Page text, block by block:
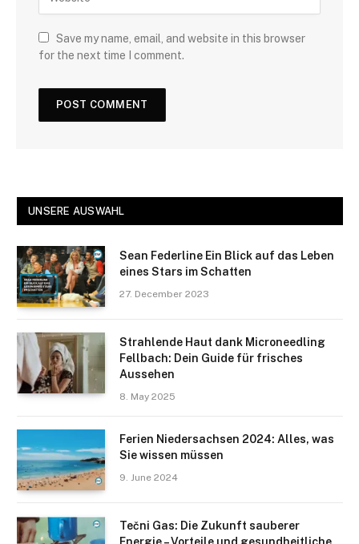
Save my name, email, and website in this browser
for the next time I comment.
UNSERE AUSWAHL
Sean Federline Ein Blick auf das Leben
eines Stars im Schatten
27. December 2023
Strahlende Haut dank Microneedling
Fellbach: Dein Guide für frisches
Aussehen
8. May 2025
Ferien Niedersachsen 2024: Alles, was
Sie wissen müssen
9. June 2024
Tečni Gas: Die Zukunft sauberer